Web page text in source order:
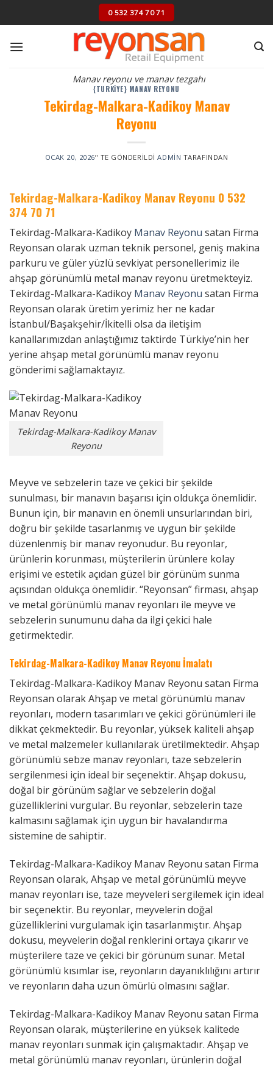
to
0 532 374 70 71
Manav reyonu ve manav tezgahı
{TURKIYE} MANAV REYONU
Tekirdag-Malkara-Kadikoy Manav
Reyonu
OCAK 20, 2026’' TE GÖNDERILDI ADMIN TARAFINDAN
Tekirdag-Malkara-Kadikoy Manav Reyonu 0 532
374 70 71
Tekirdag-Malkara-Kadikoy Manav Reyonu satan Firma
Reyonsan olarak uzman teknik personel, geniş makina
parkuru ve güler yüzlü sevkiyat personellerimiz ile
ahşap görünümlü metal manav reyonu üretmekteyiz.
Tekirdag-Malkara-Kadikoy Manav Reyonu satan Firma
Reyonsan olarak üretim yerimiz her ne kadar
İstanbul/Başakşehir/İkitelli olsa da iletişim
kanallarımızdan anlaştığımız taktirde Türkiye’nin her
yerine ahşap metal görünümlü manav reyonu
gönderimi sağlamaktayız.
Tekirdag-Malkara-Kadikoy Manav
Reyonu
Meyve ve sebzelerin taze ve çekici bir şekilde
sunulması, bir manavın başarısı için oldukça önemlidir.
Bunun için, bir manavın en önemli unsurlarından biri,
doğru bir şekilde tasarlanmış ve uygun bir şekilde
düzenlenmiş bir manav reyonudur. Bu reyonlar,
ürünlerin korunması, müşterilerin ürünlere kolay
erişimi ve estetik açıdan güzel bir görünüm sunma
açısından oldukça önemlidir. “Reyonsan” firması, ahşap
ve metal görünümlü manav reyonları ile meyve ve
sebzelerin sunumunu daha da ilgi çekici hale
getirmektedir.
Tekirdag-Malkara-Kadikoy Manav Reyonu İmalatı
Tekirdag-Malkara-Kadikoy Manav Reyonu satan Firma
Reyonsan olarak Ahşap ve metal görünümlü manav
reyonları, modern tasarımları ve çekici görünümleri ile
dikkat çekmektedir. Bu reyonlar, yüksek kaliteli ahşap
ve metal malzemeler kullanılarak üretilmektedir. Ahşap
görünümlü sebze manav reyonları, taze sebzelerin
sergilenmesi için ideal bir seçenektir. Ahşap dokusu,
doğal bir görünüm sağlar ve sebzelerin doğal
güzelliklerini vurgular. Bu reyonlar, sebzelerin taze
kalmasını sağlamak için uygun bir havalandırma
sistemine de sahiptir.
Tekirdag-Malkara-Kadikoy Manav Reyonu satan Firma
Reyonsan olarak, Ahşap ve metal görünümlü meyve
manav reyonları ise, taze meyveleri sergilemek için ideal
bir seçenektir. Bu reyonlar, meyvelerin doğal
güzelliklerini vurgulamak için tasarlanmıştır. Ahşap
dokusu, meyvelerin doğal renklerini ortaya çıkarır ve
müşterilere taze ve çekici bir görünüm sunar. Metal
görünümlü kısımlar ise, reyonların dayanıklılığını artırır
ve reyonların daha uzun ömürlü olmasını sağlar.
Tekirdag-Malkara-Kadikoy Manav Reyonu satan Firma
Reyonsan olarak, müşterilerine en yüksek kalitede
manav reyonları sunmak için çalışmaktadır. Ahşap ve
metal görünümlü manav reyonları, ürünlerin doğal